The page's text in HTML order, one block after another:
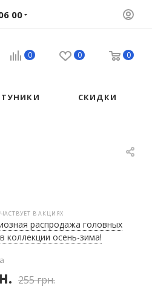
00
0 0 0
СКИДКИ
В АКЦИЯХ
распродажа головных
коллекции осень-зима!
255грн.